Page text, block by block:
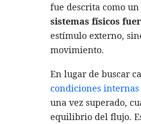
fue descrita como
sistemas físicos
estímulo externo,
movimiento.
En lugar de buscar
condiciones
una vez superado,
equilibrio del flujo.